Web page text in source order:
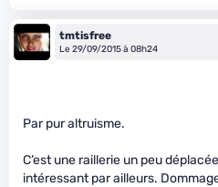
tmtisfree
Le 29/09/2015 à 08h24
Par pur altruisme.
C’est une raillerie un peu
intéressant par ailleurs.